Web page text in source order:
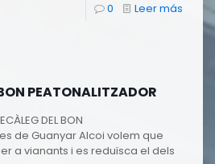
0 Leer más
PEATONALITZADOR
DEL BON
de Guanyar Alcoi volem que
a vianants i es reduïsca el dels